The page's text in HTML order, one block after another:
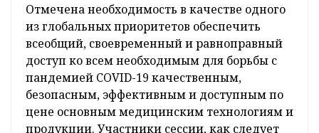
Отмечена необходимость в качестве одного
из глобальных приоритетов обеспечить
всеобщий, своевременный и равноправный
доступ ко всем необходимым для борьбы с
пандемией COVID-19 качественным,
безопасным, эффективным и доступным по
цене основным медицинским технологиям и
продукции. Участники сессии, как следует